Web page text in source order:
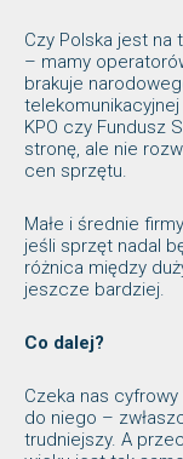
Czy Polska jest
– mamy
brakuje
KPO czy Fundusz
stronę, ale nie
cen sprzętu.
Małe i średnie
jeśli sprzęt nadal
różnica między
jeszcze bardziej.
Co dalej?
Czeka nas
do niego –
trudniejszy. A